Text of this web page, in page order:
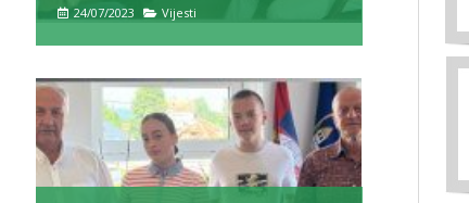
24/07/2023 Vijesti